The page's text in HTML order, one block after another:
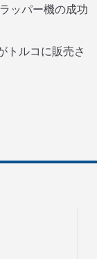
ッパー機の成功
ルコに販売さ